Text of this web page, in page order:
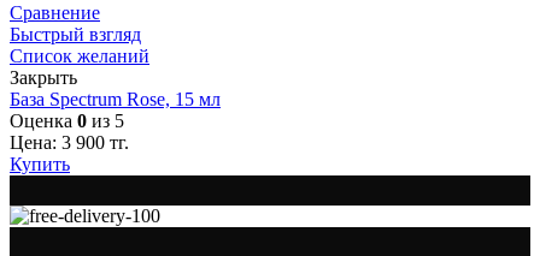
Сравнение
Быстрый взгляд
Список желаний
Закрыть
База Spectrum Rose, 15 мл
Оценка 0 из 5
Цена: 3 900 тг.
Купить